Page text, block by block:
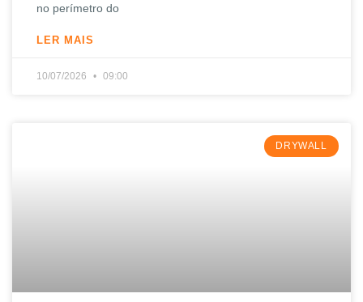
no perímetro do
LER MAIS
10/07/2026 09:00
DRYWALL